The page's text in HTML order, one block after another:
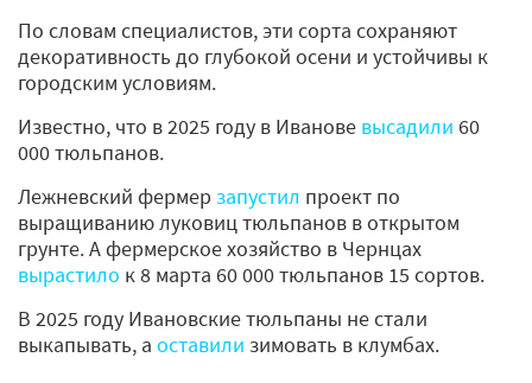
По словам специалистов, эти сорта сохраняют
декоративность до глубокой осени и устойчивы к
городским условиям.
Известно, что в 2025 году в Иванове высадили 60
000 тюльпанов.
Лежневский фермер запустил проект по
выращиванию луковиц тюльпанов в открытом
грунте. А фермерское хозяйство в Чернцах
вырастило к 8 марта 60 000 тюльпанов 15 сортов.
В 2025 году Ивановские тюльпаны не стали
выкапывать, а оставили зимовать в клумбах.